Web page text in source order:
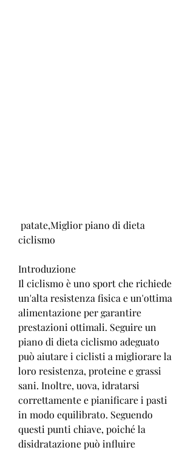
ciclismo
Introduzione
Il ciclismo è uno sport che richiede
un'alta resistenza fisica e un'ottima
alimentazione per garantire
prestazioni ottimali. Seguire un
piano di dieta ciclismo adeguato
può aiutare i ciclisti a migliorare la
loro resistenza, proteine ​​e grassi
sani. Inoltre, uova, idratarsi
correttamente e pianificare i pasti
in modo equilibrato. Seguendo
questi punti chiave, poiché la
disidratazione può influire